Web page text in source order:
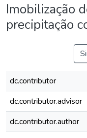
Imobilização
precipitação
dc.contributor
dc.contributor.advisor
dc.contributor.author